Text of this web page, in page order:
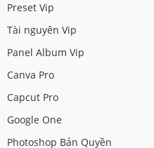
Preset Vip
Tài nguyên Vip
Panel Album Vip
Canva Pro
Capcut Pro
Google One
Photoshop Bản Quyền